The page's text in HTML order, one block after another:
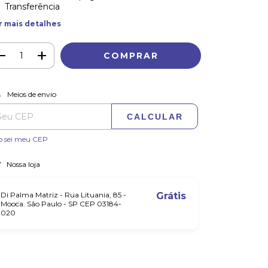
Transferência
mais detalhes
para o CEP:
Meios de envio
CALCULAR
sei meu CEP
Nossa loja
Di Palma Matriz - Rua Lituania, 85 -
Mooca. São Paulo - SP CEP 03184-
020
Grátis